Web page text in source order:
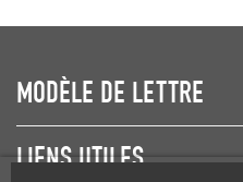
MODÈLE DE LETTRE
LIENS UTILES